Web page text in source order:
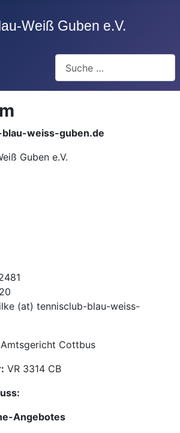
weiss-guben.de
Guben e.V.
(at) tennisclub-blau-weiss-
Amtsgericht Cottbus
VR 3314 CB
Angebotes